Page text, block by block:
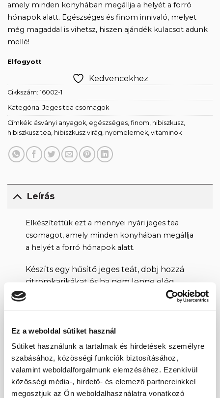
Ez a weboldal sütiket használ
Sütiket használunk a tartalmak és hirdetések személyre
szabásához, közösségi funkciók biztosításához,
valamint weboldalforgalmunk elemzéséhez. Ezenkívül
közösségi média-, hirdető- és elemező partnereinkkel
megosztjuk az Ön weboldalhasználatra vonatkozó
amely minden konyhában megállja a helyét a forró
hónapok alatt. Egészséges és finom innivaló, melyet
még magaddal is vihetsz, hiszen ajándék kulacsot adunk
mellé!
Elfogyott
Kedvencekhez
Cikkszám: 16002-1
Kategória: Jeges tea csomagok
Címkék: ásványi anyagok egészséges finom hibiszkusz
hibiszkusz tea hibiszkusz virág nyomelemek vitaminok
Leírás
Elkészítettük ezt a mennyei nyári jeges tea
csomagot, amely minden konyhában megállja
a helyét a forró hónapok alatt.
Készíts egy hűsítő jeges teát, dobj hozzá
citromkarikákat és ha nem lenne elég
édes, adj hozzá valamilyen
természetes
magaddal is vihetsz, hiszen ajándék
kulacsot adunk mellé!
A hibiszkusz tea jótékonyan hat testre és
szellemre, számtalan módon támogatja
egészségünket.